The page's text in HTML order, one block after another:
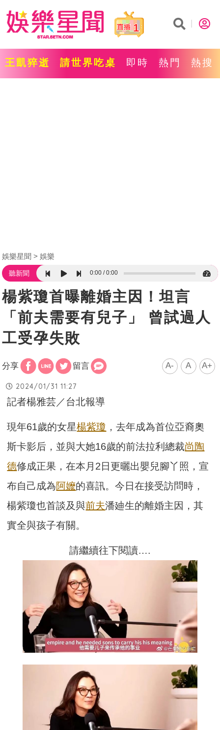
1
王凱猝逝 請世界吃桌 即時 熱門 熱搜
娛樂星聞 娛樂
聽新聞 0:00 0:00
楊紫瓊首曝離婚主因！坦言
「前夫需要有兒子」 曾試過人
工受孕失敗
分享 留言 A- A A+
2024/01/31 11:27
記者楊雅芸／台北報導
現年61歲的女星楊紫瓊 ，去年成為首位亞裔奧
斯卡影后，並與大她16歲的前法拉利總裁尚陶
德修成正果，在本月2日更曬出嬰兒腳丫照，宣
布自己成為阿嬤的喜訊。今日在接受訪問時，
楊紫瓊也首談及與前夫潘廸生的離婚主因，其
實全與孩子有關。
請繼續往下閱讀….